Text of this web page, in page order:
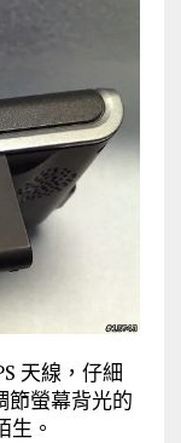
天線，仔細
節螢幕背光的
生。